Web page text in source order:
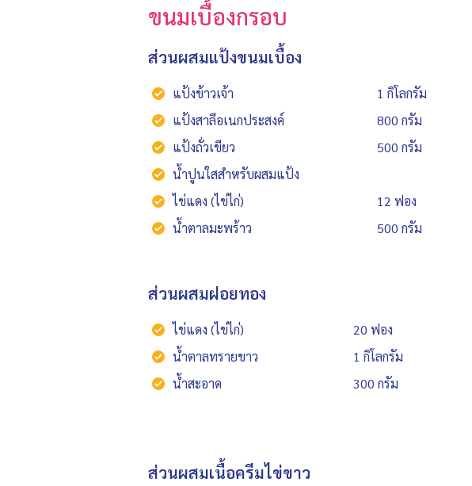
ขนมเบื้องกรอบ
ส่วนผสมแป้งขนมเบื้อง
แป้งข้าวเจ้า
1 กิโลกรัม
แป้งสาลีอเนกประสงค์
800 กรัม
แป้งถั่วเขียว
500 กรัม
น้ำปูนใสสำหรับผสมแป้ง
ไข่แดง (ไข่ไก่)
12 ฟอง
น้ำตาลมะพร้าว
500 กรัม
ส่วนผสมฝอยทอง
ไข่แดง (ไข่ไก่)
20 ฟอง
น้ำตาลทรายขาว
1 กิโลกรัม
น้ำสะอาด
300 กรัม
ส่วนผสมเนื้อครีมไข่ขาว